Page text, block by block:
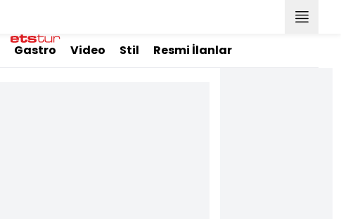
Gastro Video Stil Resmi İlanlar